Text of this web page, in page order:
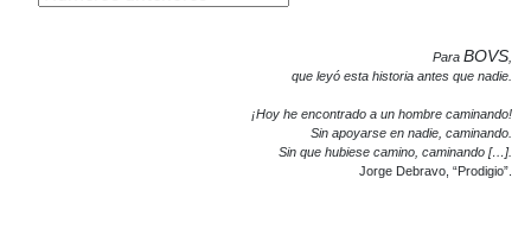
Para BOVS
que leyó esta historia antes que nadie.
¡Hoy he encontrado a un hombre caminando!
Sin apoyarse en nadie, caminando.
Sin que hubiese camino, caminando […].
Jorge Debravo, “Prodigio”